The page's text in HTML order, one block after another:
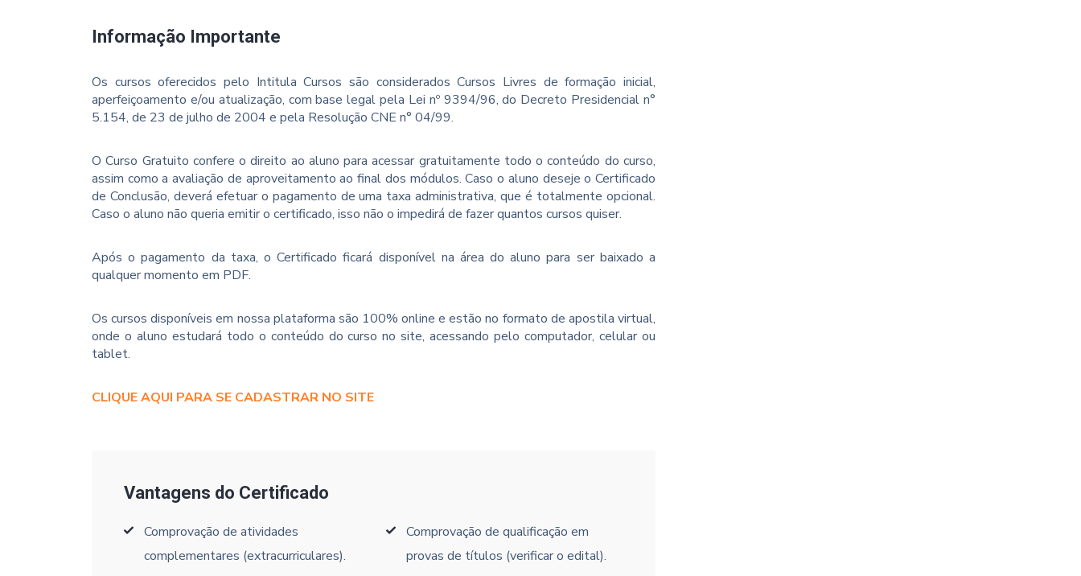
Informação Importante
Os cursos oferecidos pelo Intitula Cursos são considerados Cursos Livres de formação inicial,
aperfeiçoamento e/ou atualização, com base legal pela Lei nº 9394/96, do Decreto Presidencial n°
5.154, de 23 de julho de 2004 e pela Resolução CNE n° 04/99.
O Curso Gratuito confere o direito ao aluno para acessar gratuitamente todo o conteúdo do curso,
assim como a avaliação de aproveitamento ao final dos módulos. Caso o aluno deseje o Certificado
de Conclusão, deverá efetuar o pagamento de uma taxa administrativa, que é totalmente opcional.
Caso o aluno não queria emitir o certificado, isso não o impedirá de fazer quantos cursos quiser.
Após o pagamento da taxa, o Certificado ficará disponível na área do aluno para ser baixado a
qualquer momento em PDF.
Os cursos disponíveis em nossa plataforma são 100% online e estão no formato de apostila virtual,
onde o aluno estudará todo o conteúdo do curso no site, acessando pelo computador, celular ou
tablet.
CLIQUE AQUI PARA SE CADASTRAR NO SITE
Vantagens do Certificado
Comprovação de atividades
complementares (extracurriculares).
Comprovação de qualificação em
provas de títulos (verificar o edital).